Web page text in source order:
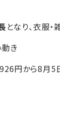
となり、衣服
き
円から8月